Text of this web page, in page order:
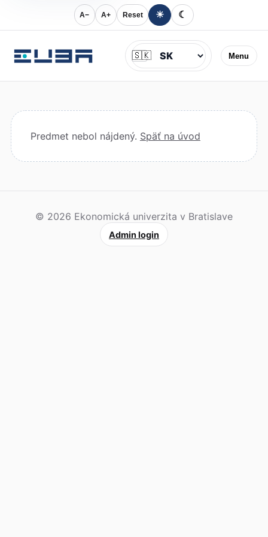
A− A+ Reset ☀ ☾
Menu
Jazyk
🇸🇰
Predmet nebol nájdený. Späť na úvod
© 2026 Ekonomická univerzita v Bratislave
Admin login